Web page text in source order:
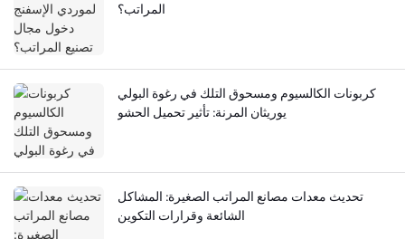
المراتب؟
كربونات الكالسيوم ومسحوق التلك في رغوة البولي
يوريثان المرنة: تأثير تحميل الحشو
تحديث معدات مصانع المراتب الصغيرة: المشاكل
الشائعة وقرارات التكوين